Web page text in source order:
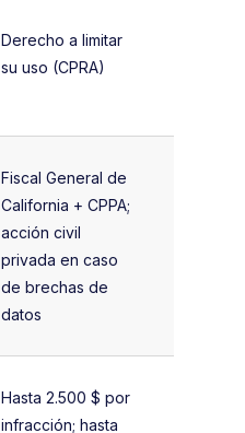
Derecho a limitar
su uso (CPRA)
Fiscal General de
California + CPPA;
acción civil
privada en caso
de brechas de
datos
Hasta 2.500 $ por
infracción; hasta